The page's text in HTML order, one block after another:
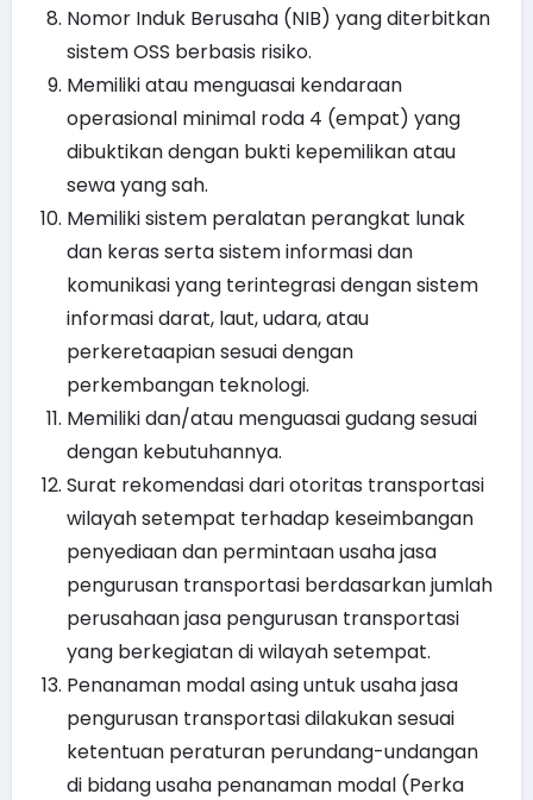
Nomor Induk Berusaha (NIB) yang diterbitkan
sistem OSS berbasis risiko.
Memiliki atau menguasai kendaraan
operasional minimal roda 4 (empat) yang
dibuktikan dengan bukti kepemilikan atau
sewa yang sah.
Memiliki sistem peralatan perangkat lunak
dan keras serta sistem informasi dan
komunikasi yang terintegrasi dengan sistem
informasi darat, laut, udara, atau
perkeretaapian sesuai dengan
perkembangan teknologi.
Memiliki dan/atau menguasai gudang sesuai
dengan kebutuhannya.
Surat rekomendasi dari otoritas transportasi
wilayah setempat terhadap keseimbangan
penyediaan dan permintaan usaha jasa
pengurusan transportasi berdasarkan jumlah
perusahaan jasa pengurusan transportasi
yang berkegiatan di wilayah setempat.
Penanaman modal asing untuk usaha jasa
pengurusan transportasi dilakukan sesuai
ketentuan peraturan perundang-undangan
di bidang usaha penanaman modal (Perka